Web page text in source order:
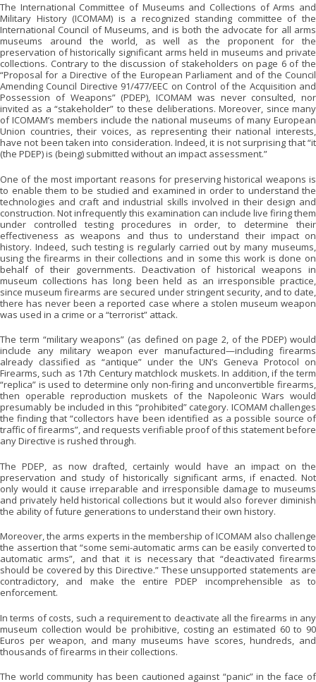
The International Committee of Museums and Collections of Arms and
Military History (ICOMAM) is a recognized standing committee of the
International Council of Museums, and is both the advocate for all arms
museums around the world, as well as the proponent for the
preservation of historically significant arms held in museums and private
collections. Contrary to the discussion of stakeholders on page 6 of the
“Proposal for a Directive of the European Parliament and of the Council
Amending Council Directive 91/477/EEC on Control of the Acquisition and
Possession of Weapons” (PDEP), ICOMAM was never consulted, nor
invited as a “stakeholder” to these deliberations. Moreover, since many
of ICOMAM’s members include the national museums of many European
Union countries, their voices, as representing their national interests,
have not been taken into consideration. Indeed, it is not surprising that “it
(the PDEP) is (being) submitted without an impact assessment.”
One of the most important reasons for preserving historical weapons is
to enable them to be studied and examined in order to understand the
technologies and craft and industrial skills involved in their design and
construction. Not infrequently this examination can include live firing them
under controlled testing procedures in order, to determine their
effectiveness as weapons and thus to understand their impact on
history. Indeed, such testing is regularly carried out by many museums,
using the firearms in their collections and in some this work is done on
behalf of their governments. Deactivation of historical weapons in
museum collections has long been held as an irresponsible practice,
since museum firearms are secured under stringent security, and to date,
there has never been a reported case where a stolen museum weapon
was used in a crime or a “terrorist” attack.
The term “military weapons” (as defined on page 2, of the PDEP) would
include any military weapon ever manufactured—including firearms
already classified as “antique” under the UN’s Geneva Protocol on
Firearms, such as 17th Century matchlock muskets. In addition, if the term
“replica” is used to determine only non-firing and unconvertible firearms,
then operable reproduction muskets of the Napoleonic Wars would
presumably be included in this “prohibited” category. ICOMAM challenges
the finding that “collectors have been identified as a possible source of
traffic of firearms”, and requests verifiable proof of this statement before
any Directive is rushed through.
The PDEP, as now drafted, certainly would have an impact on the
preservation and study of historically significant arms, if enacted. Not
only would it cause irreparable and irresponsible damage to museums
and privately held historical collections but it would also forever diminish
the ability of future generations to understand their own history.
Moreover, the arms experts in the membership of ICOMAM also challenge
the assertion that “some semi-automatic arms can be easily converted to
automatic arms”, and that it is necessary that “deactivated firearms
should be covered by this Directive.” These unsupported statements are
contradictory, and make the entire PDEP incomprehensible as to
enforcement.
In terms of costs, such a requirement to deactivate all the firearms in any
museum collection would be prohibitive, costing an estimated 60 to 90
Euros per weapon, and many museums have scores, hundreds, and
thousands of firearms in their collections.
The world community has been cautioned against “panic” in the face of